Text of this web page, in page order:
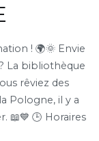
! 🌍🌞 Envie
La bibliothèque
rêviez des
Pologne, il y a
📖💙 🕒 Horaires